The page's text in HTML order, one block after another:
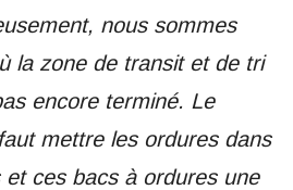
nous sommes
la zone de transit et de tri
encore terminé. Le
mettre les ordures dans
ces bacs à ordures une